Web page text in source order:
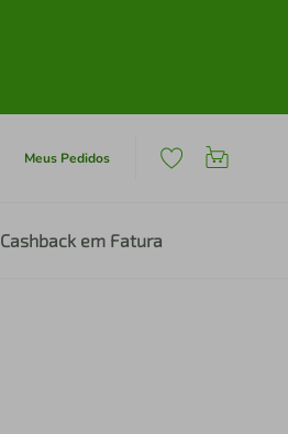
Meus Pedidos
Cashback em Fatura